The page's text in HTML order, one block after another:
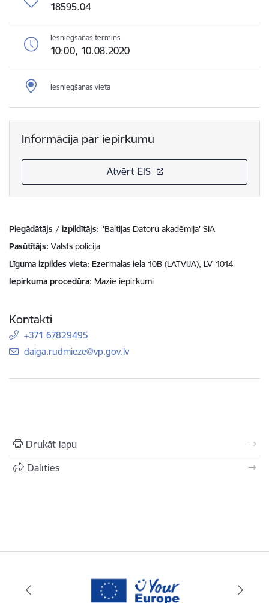
18595.04
Iesniegšanas termiņš
10:00, 10.08.2020
Iesniegšanas vieta
Informācija par iepirkumu
Atvērt EIS
Piegādātājs / izpildītājs: 'Baltijas Datoru akadēmija' SIA
Pasūtītājs Valsts policija
Līguma izpildes vieta Ezermalas iela 10B (LATVIJA), LV-1014
Iepirkuma procedūra Mazie iepirkumi
Kontakti
+371 67829495
E-pasts:
daiga.rudmieze@vp.gov.lv
Drukāt lapu
Dalīties